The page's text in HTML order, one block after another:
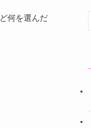
何を選んだ